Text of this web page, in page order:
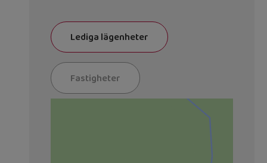
Lediga lägenheter
Fastigheter